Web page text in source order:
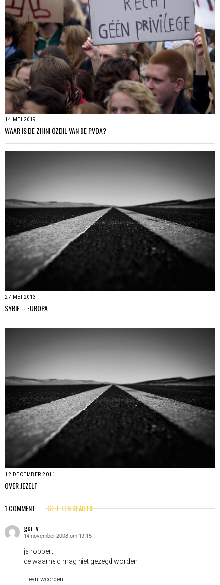
14 MEI 2019
WAAR IS DE ZIHNI ÖZDIL VAN DE PVDA?
27 MEI 2013
SYRIE – EUROPA
12 DECEMBER 2011
OVER JEZELF
1 COMMENT GEEF EEN REACTIE
ger v
schreef:
14 november 2008 om 19:15
ja robbert
de waarheid mag niet gezegd worden
Beantwoorden